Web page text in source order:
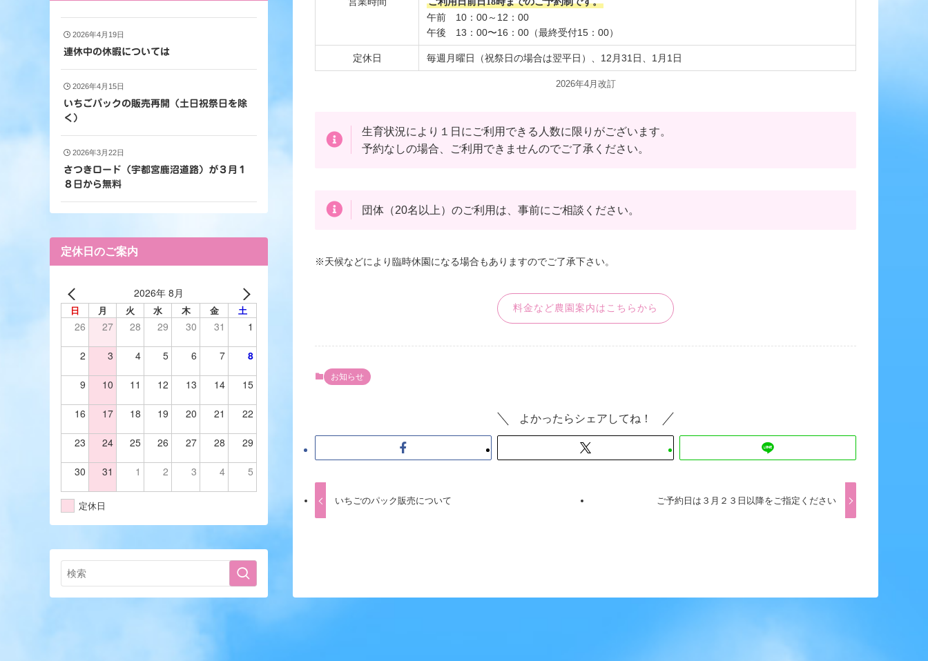
午前 10：00～12：00
午後 13：00〜16：00（最終受付15：00）
定休日 毎週月曜日（祝祭日の場合は翌平日）、12月31日、1月1日
2026年4月改訂
生育状況により１日にご利用できる人数に限りがございます。
予約なしの場合、ご利用できませんのでご了承ください。
団体（20名以上）のご利用は、事前にご相談ください。
※天候などにより臨時休園になる場合もありますのでご了承下さい。
料金など農園案内はこちらから
お知らせ
よかったらシェアしてね！
いちごのパック販売について ご予約日は３月２３日以降をご指定ください
2026年4月19日
連休中の休暇については
2026年4月15日
いちごパックの販売再開（土日祝祭日を除
く）
2026年3月22日
さつきロード（宇都宮鹿沼道路）が３月１
８日から無料
定休日のご案内
2026年 8月
日 月 火 水 木 金 土
26 27 28 29 30 31 1
2 3 4 5 6 7 8
9 10 11 12 13 14 15
16 17 18 19 20 21 22
23 24 25 26 27 28 29
30 31 1 2 3 4 5
定休日